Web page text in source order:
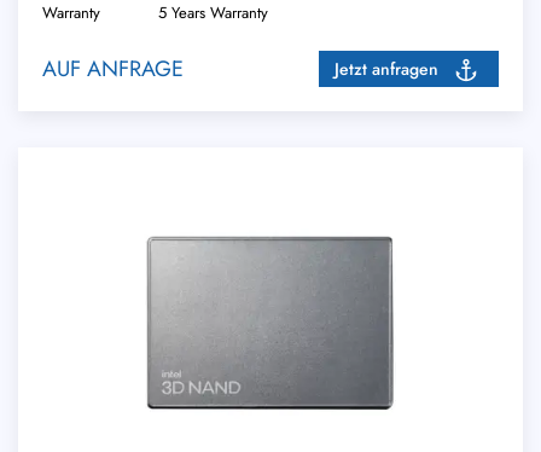
Warranty
5 Years Warranty
AUF ANFRAGE Jetzt anfragen